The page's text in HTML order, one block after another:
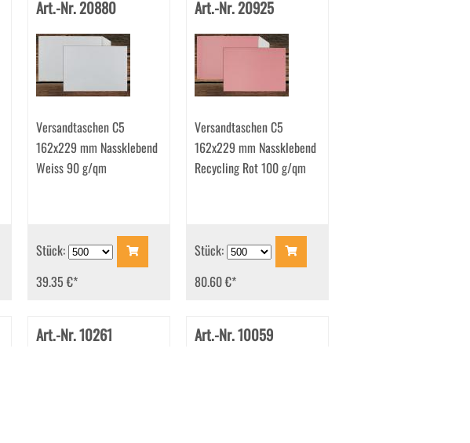
Art.-Nr. 20880
Versandtaschen C5
162x229 mm Nassklebend
Weiss 90 g/qm
Stück:
39.35 €*
Art.-Nr. 20925
Versandtaschen C5
162x229 mm Nassklebend
Recycling Rot 100 g/qm
Stück:
80.60 €*
Art.-Nr. 10261 Art.-Nr. 10059